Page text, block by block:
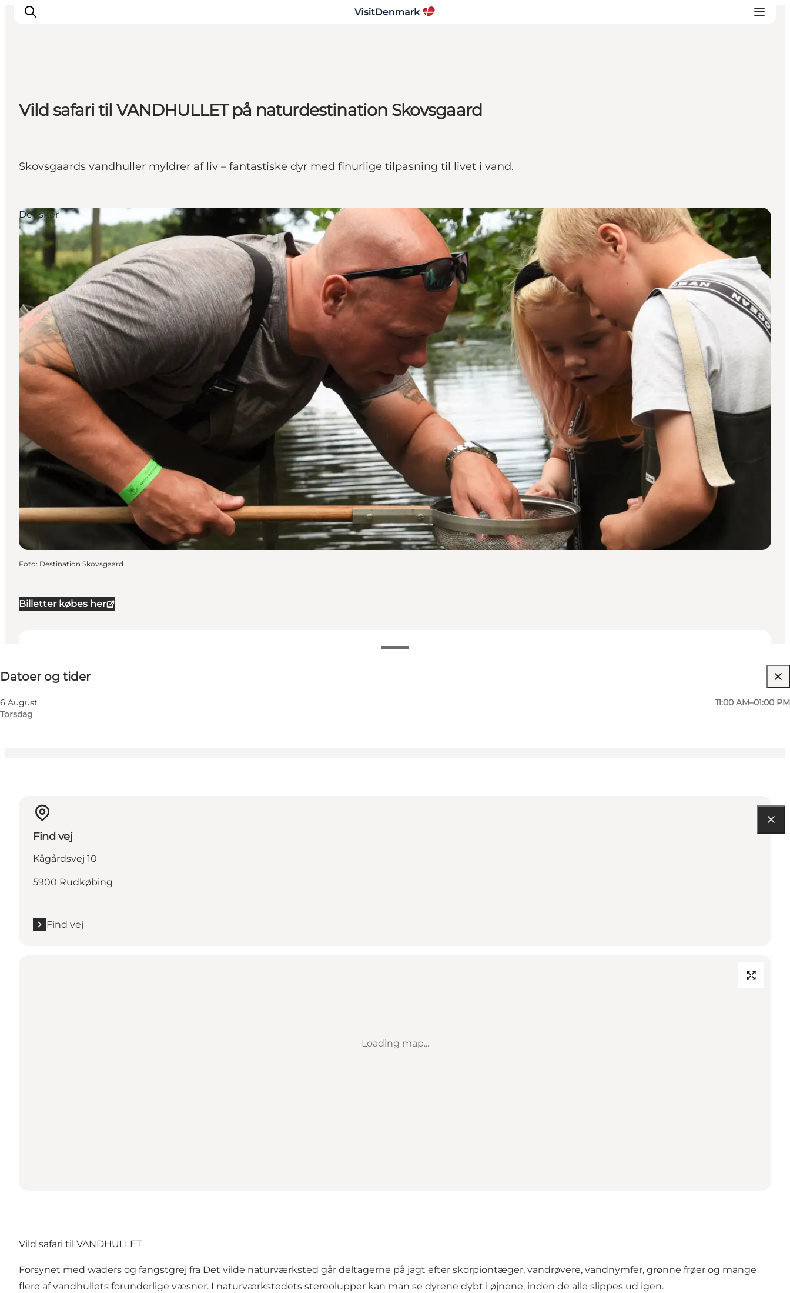
Inspiration
Destinationer
Planlæg ferien
Vild safari til VANDHULLET på naturdestination Skovsgaard
Skovsgaards vandhuller myldrer af liv – fantastiske dyr med finurlige tilpasning til livet i vand.
Billetter købes her
Datoer og tider
6 August
Torsdag
11:00 AM–01:00 PM
Besøg hjemmeside
Det sker
Foto: Destination Skovsgaard
Find vej
Kågårdsvej 10
5900 Rudkøbing
Find vej
Loading map...
Vild safari til VANDHULLET
Forsynet med waders og fangstgrej fra Det vilde naturværksted går deltagerne på jagt efter skorpiontæger, vandrøvere, vandnymfer, grønne frøer og mange
flere af vandhullets forunderlige væsner. I naturværkstedets stereolupper kan man se dyrene dybt i øjnene, inden de alle slippes ud igen.